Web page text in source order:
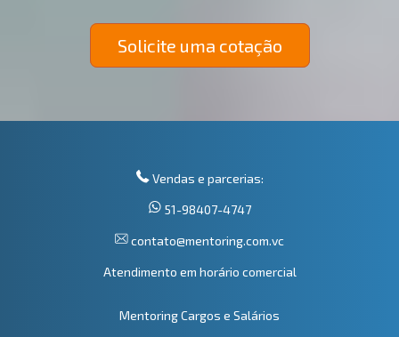
Solicite uma cotação
Vendas e parcerias:
51-98407-4747
contato@mentoring.com.vc
Atendimento em horário comercial
Mentoring Cargos e Salários